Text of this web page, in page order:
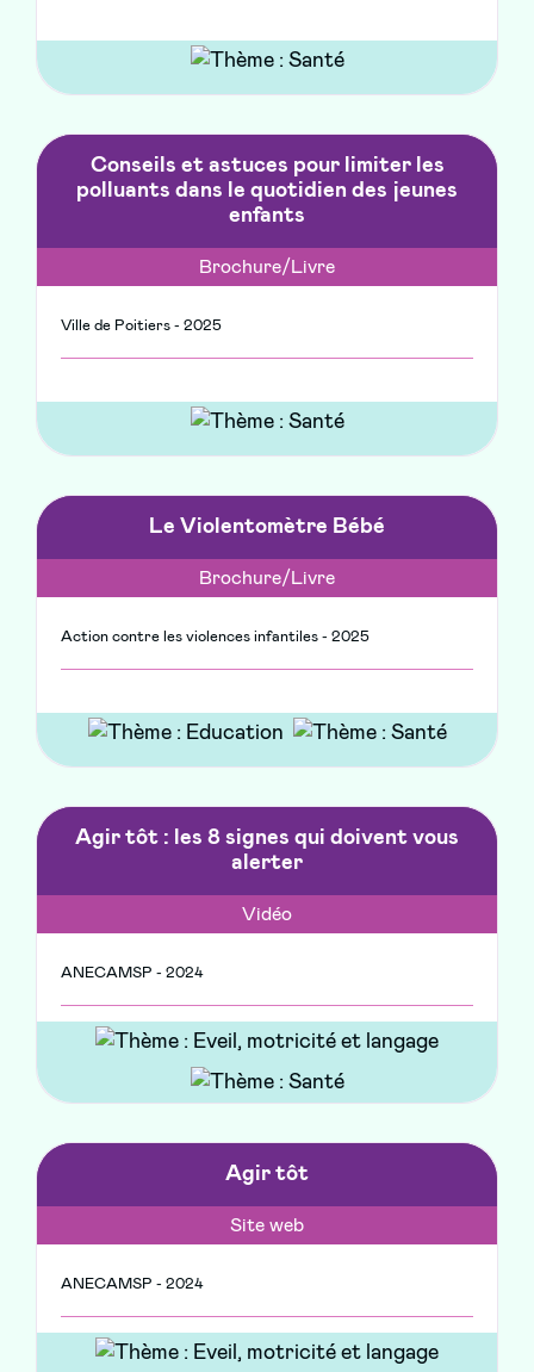
Conseils et astuces pour limiter les
polluants dans le quotidien des jeunes
enfants
Brochure/Livre
Ville de Poitiers - 2025
Le Violentomètre Bébé
Brochure/Livre
Action contre les violences infantiles - 2025
Agir tôt : les 8 signes qui doivent vous
alerter
Vidéo
ANECAMSP - 2024
Agir tôt
Site web
ANECAMSP - 2024